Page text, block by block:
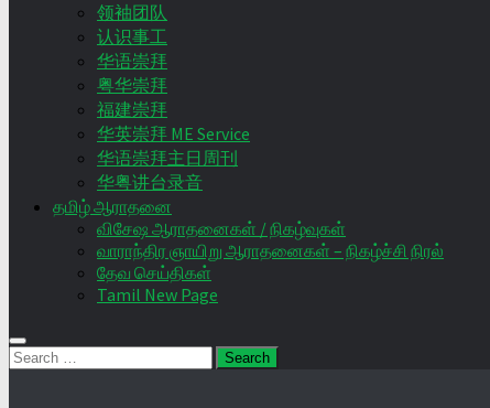
领袖团队
认识事工
华语崇拜
粤华崇拜
福建崇拜
华英崇拜 ME Service
华语崇拜主日周刊
华粤讲台录音
தமிழ் ஆராதனை
விசேஷ ஆராதனைகள் / நிகழ்வுகள்
வாராந்திர ஞாயிறு ஆராதனைகள் – நிகழ்ச்சி நிரல்
தேவ செய்திகள்
Tamil New Page
Search